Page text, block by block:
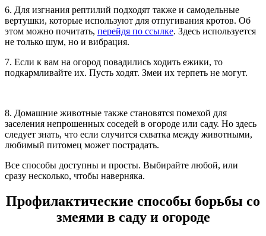
6. Для изгнания рептилий подходят также и самодельные
вертушки, которые используют для отпугивания кротов. Об
этом можно почитать, перейдя по ссылке. Здесь используется
не только шум, но и вибрация.
7. Если к вам на огород повадились ходить ежики, то
подкармливайте их. Пусть ходят. Змеи их терпеть не могут.
8. Домашние животные также становятся помехой для
заселения непрошенных соседей в огороде или саду. Но здесь
следует знать, что если случится схватка между животными,
любимый питомец может пострадать.
Все способы доступны и просты. Выбирайте любой, или
сразу несколько, чтобы наверняка.
Профилактические способы борьбы со
змеями в саду и огороде